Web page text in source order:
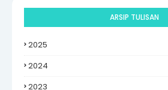
ARSIP TULISAN
2025
2024
2023